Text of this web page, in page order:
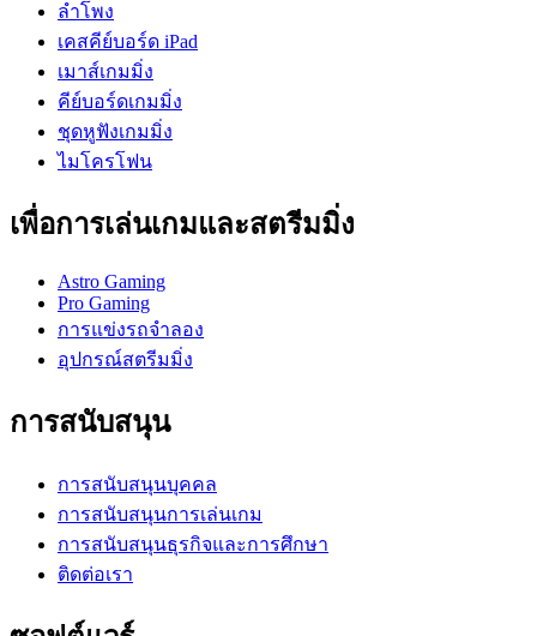
ลำโพง
เคสคีย์บอร์ด iPad
เมาส์เกมมิ่ง
คีย์บอร์ดเกมมิ่ง
ชุดหูฟังเกมมิ่ง
ไมโครโฟน
เพื่อการเล่นเกมและสตรีมมิ่ง
Astro Gaming
Pro Gaming
การแข่งรถจำลอง
อุปกรณ์สตรีมมิ่ง
การสนับสนุน
การสนับสนุนบุคคล
การสนับสนุนการเล่นเกม
การสนับสนุนธุรกิจและการศึกษา
ติดต่อเรา